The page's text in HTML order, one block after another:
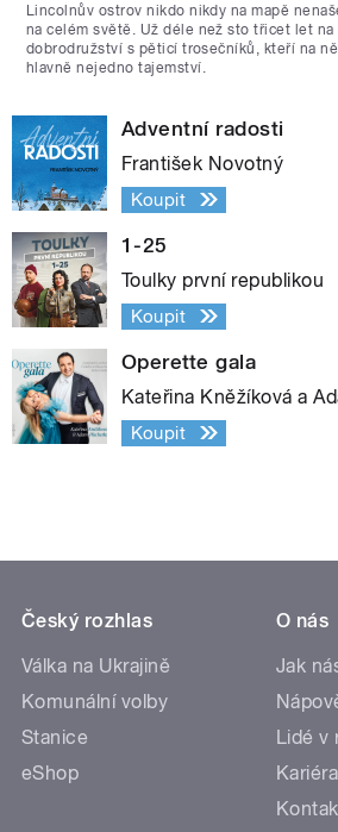
Lincolnův ostrov nikdo nikdy na mapě
na celém světě. Už déle než sto třicet let na
dobrodružství s pěticí trosečníků, kteří na
hlavně nejedno tajemství.
Adventní radosti
František Novotný
Koupit
1-25
Toulky první republikou
Koupit
Operette gala
Kateřina Kněžíková a
Koupit
Český rozhlas
Válka na Ukrajině
Komunální volby
Stanice
eShop
O nás
Jak
Lidé v
Kariéra